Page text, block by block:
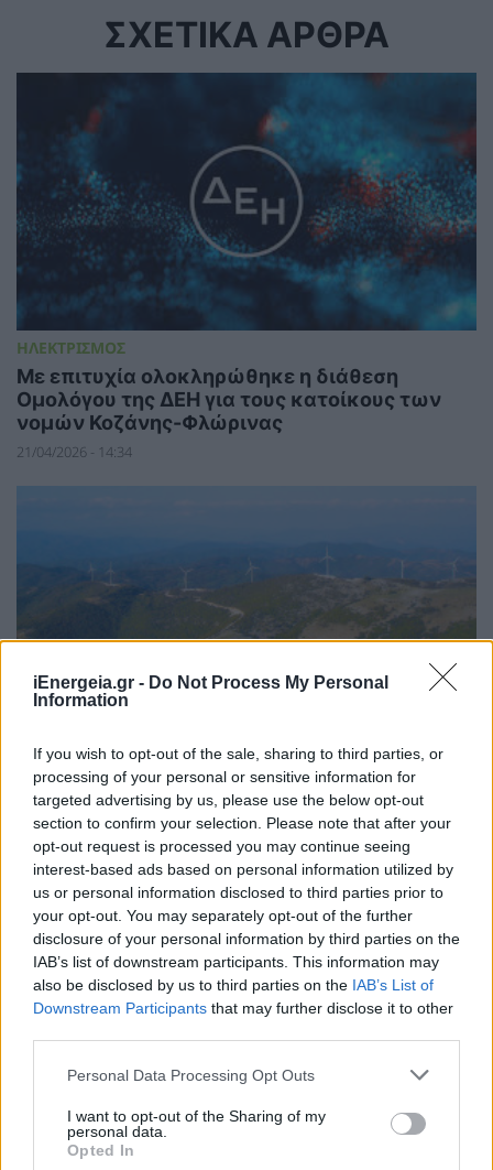
iEnergeia.gr - Do Not Process My Personal
Information
If you wish to opt-out of the sale, sharing to third parties, or
processing of your personal or sensitive information for
targeted advertising by us, please use the below opt-out
section to confirm your selection. Please note that after your
opt-out request is processed you may continue seeing
interest-based ads based on personal information utilized by
us or personal information disclosed to third parties prior to
your opt-out. You may separately opt-out of the further
disclosure of your personal information by third parties on the
IAB’s list of downstream participants. This information may
also be disclosed by us to third parties on the IAB’s List of
Downstream Participants that may further disclose it to other
Personal Data Processing Opt Outs
I want to opt-out of the Sharing of my
personal data.
Opted In
ΣΧΕΤΙΚΑ ΑΡΘΡΑ
ΗΛΕΚΤΡΙΣΜΟΣ
Με επιτυχία ολοκληρώθηκε η διάθεση
Ομολόγου της ΔΕΗ για τους κατοίκους των
νομών Κοζάνης-Φλώρινας
21/04/2026 - 14:34
ΑΝΑΝΕΩΣΙΜΕΣ ΠΗΓΕΣ ΕΝΕΡΓΕΙΑΣ
Η NANKO Ενέργεια ενισχύει το χαρτοφυλάκιό
της με την απόκτηση αιολικού πάρκου 22MW
στη Δράμα
20/02/2026 - 10:17